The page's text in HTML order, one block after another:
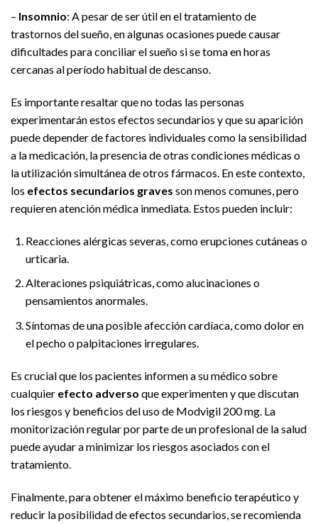
– Insomnio: A pesar de ser útil en el tratamiento de
trastornos del sueño, en algunas ocasiones puede causar
dificultades para conciliar el sueño si se toma en horas
cercanas al período habitual de descanso.
Es importante resaltar que no todas las personas
experimentarán estos efectos secundarios y que su aparición
puede depender de factores individuales como la sensibilidad
a la medicación, la presencia de otras condiciones médicas o
la utilización simultánea de otros fármacos. En este contexto,
los efectos secundarios graves son menos comunes, pero
requieren atención médica inmediata. Estos pueden incluir:
Reacciones alérgicas severas, como erupciones cutáneas o
urticaria.
Alteraciones psiquiátricas, como alucinaciones o
pensamientos anormales.
Síntomas de una posible afección cardíaca, como dolor en
el pecho o palpitaciones irregulares.
Es crucial que los pacientes informen a su médico sobre
cualquier efecto adverso que experimenten y que discutan
los riesgos y beneficios del uso de Modvigil 200 mg. La
monitorización regular por parte de un profesional de la salud
puede ayudar a minimizar los riesgos asociados con el
tratamiento.
Finalmente, para obtener el máximo beneficio terapéutico y
reducir la posibilidad de efectos secundarios, se recomienda